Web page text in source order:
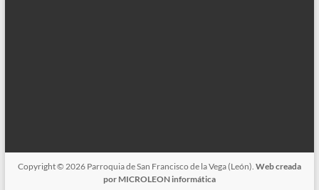
Copyright © 2026 Parroquia de San Francisco de la Vega (León). Web creada
por MICROLEON informática